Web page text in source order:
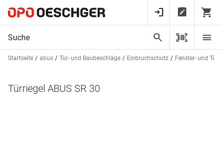
Startseite abus Tür- und Baubeschläge Einbruchschutz Fenster- und
Türriegel ABUS SR 30